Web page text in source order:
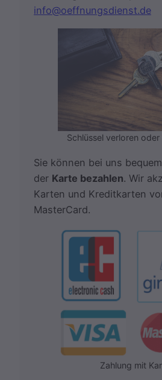
info@oeffnungsdienst.de
Schlüssel verloren oder
Sie können bei uns
der Karte bezahlen. Wir
Karten und Kreditkarten
MasterCard.
Zahlung mit